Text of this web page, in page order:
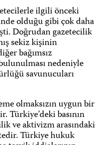
ilgili önceki
olduğu gibi çok daha
Doğrudan gazetecilik
sekiz kişinin
bağımsız
nedeniyle
savunucuları
olmaksızın uygun bir
Türkiye’deki basının
ve akti­vizm arasındaki
Türkiye hukuk